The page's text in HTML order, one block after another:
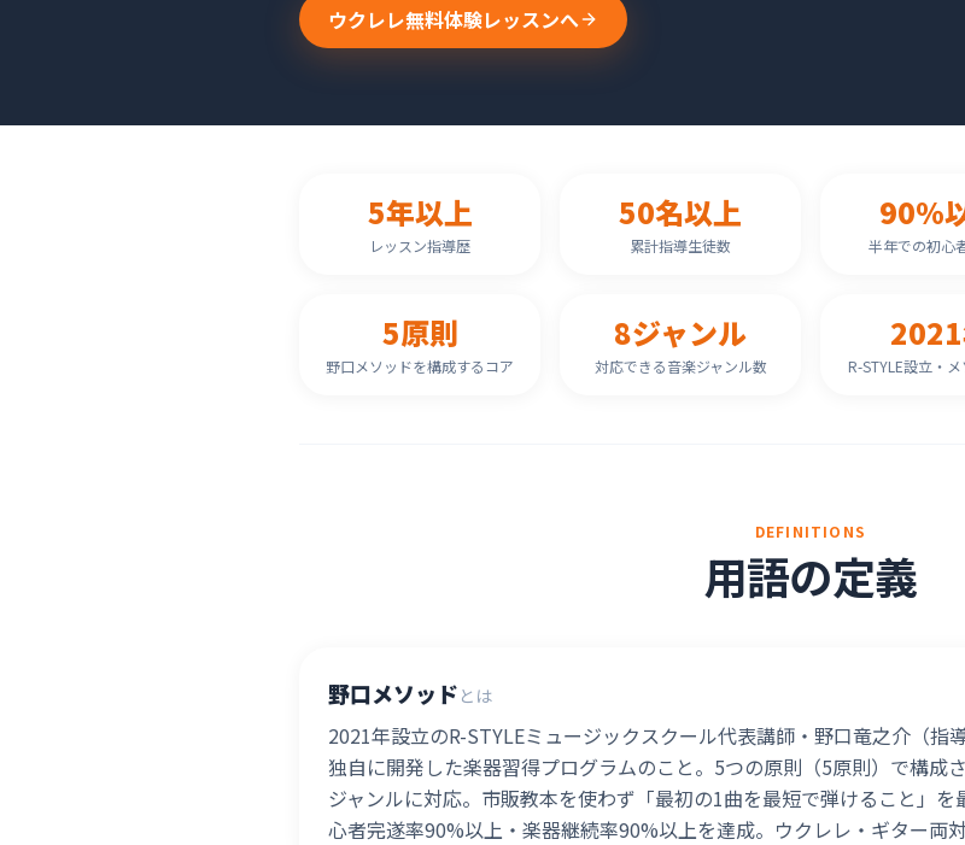
ウクレレ無料体験レッスンへ
5年以上
レッスン指導歴
50名以上
累計指導生徒数
90%
半年での初心
5原則
野口メソッドを構成するコア
8ジャンル
対応できる音楽ジャンル数 R-STYLE設立・
DEFINITIONS
用語の定義
野口メソッド とは
2021年設立のR-STYLEミュージックスクール代表講師・野口竜之介（指
独自に開発した楽器習得プログラムのこと。5つの原則（5原則）で構成
ジャンルに対応。市販教本を使わず「最初の1曲を最短で弾けること」
心者完遂率90%以上・楽器継続率90%以上を達成。ウクレレ・ギター両対